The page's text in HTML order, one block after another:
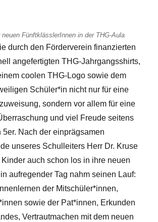
neuen FünftklässlerInnen in der THG-Aula
durch den Förderverein finanzierten
angefertigten THG-Jahrgangsshirts,
coolen THG-Logo sowie dem
Schüler*in nicht nur für eine
sondern vor allem für eine
und viel Freude seitens
5er. Nach der einprägsamen
unseres Schulleiters Herr Dr. Kruse
auch schon los in ihre neuen
aufregender Tag nahm seinen Lauf:
der Mitschüler*innen,
sowie der Pat*innen, Erkunden
Vertrautmachen mit dem neuen